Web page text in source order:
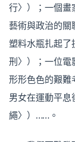
行〉）；一個畫
藝術與政治的關
塑料水瓶扎起了
刑〉）；一位電
形形色色的艱難
男女在運動平
繩〉）……。